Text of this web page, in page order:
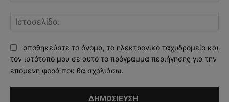
αποθηκεύστε το όνομα, το ηλεκτρονικό ταχυδρομείο και
τον ιστότοπό μου σε αυτό το πρόγραμμα περιήγησης για την
επόμενη φορά που θα σχολιάσω.